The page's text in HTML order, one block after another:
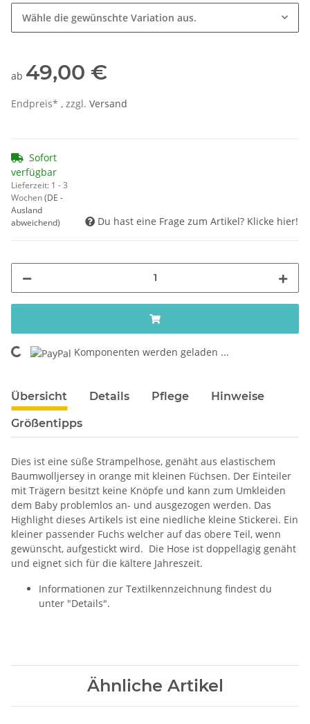
Wähle die gewünschte Variation aus.
ab 49,00 €
Endpreis* , zzgl. Versand
Sofort
verfügbar
Lieferzeit: 1 - 3
Wochen(DE -
Ausland
abweichend)
Du hast eine Frage zum Artikel? Klicke hier!
Komponenten werden geladen ...
Übersicht Details Pflege Hinweise
Größentipps
Dies ist eine süße Strampelhose, genäht aus elastischem
Baumwolljersey in orange mit kleinen Füchsen. Der Einteiler
mit Trägern besitzt keine Knöpfe und kann zum Umkleiden
dem Baby problemlos an- und ausgezogen werden. Das
Highlight dieses Artikels ist eine niedliche kleine Stickerei. Ein
kleiner passender Fuchs welcher auf das obere Teil, wenn
gewünscht, aufgestickt wird. Die Hose ist doppellagig genäht
und eignet sich für die kältere Jahreszeit.
Informationen zur Textilkennzeichnung findest du
unter "Details".
Ähnliche Artikel